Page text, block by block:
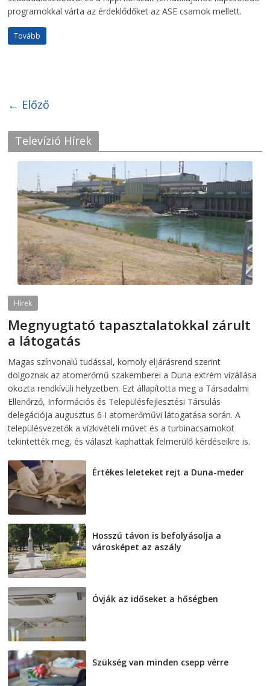
programokkal várta az érdeklődőket az ASE csarnok mellett.
Tovább
← Előző
Televízió Hírek
Hírek
Megnyugtató tapasztalatokkal zárult
a látogatás
Magas színvonalú tudással, komoly eljárásrend szerint
dolgoznak az atomerőmű szakemberei a Duna extrém vízállása
okozta rendkívüli helyzetben. Ezt állapította meg a Társadalmi
Ellenőrző, Információs és Településfejlesztési Társulás
delegációja augusztus 6-i atomerőművi látogatása során. A
településvezetők a vízkivételi művet és a turbinacsarnokot
tekintették meg, és választ kaphattak felmerülő kérdéseikre is.
Értékes leleteket rejt a Duna-meder
Hosszú távon is befolyásolja a
városképet az aszály
Óvják az időseket a hőségben
Szükség van minden csepp vérre